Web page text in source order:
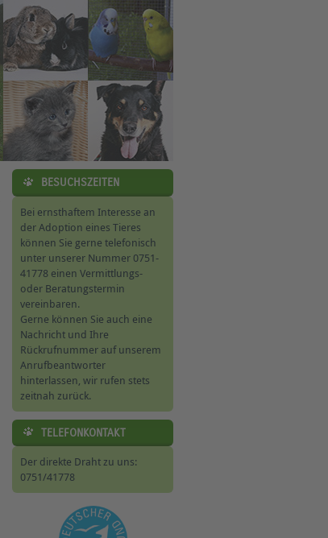
BESUCHSZEITEN
Bei ernsthaftem Interesse an
der Adoption eines Tieres
können Sie gerne telefonisch
unter unserer Nummer 0751-
41778 einen Vermittlungs-
oder Beratungstermin
vereinbaren.
Gerne können Sie auch eine
Nachricht und Ihre
Rückrufnummer auf unserem
Anrufbeantworter
hinterlassen, wir rufen stets
zeitnah zurück.
TELEFONKONTAKT
Der direkte Draht zu uns:
0751/41778